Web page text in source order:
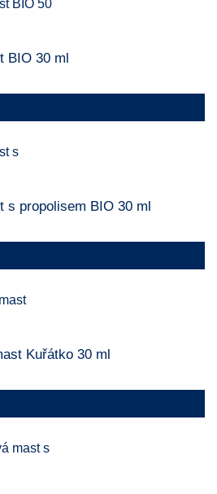
BIO 30 ml
s propolisem BIO 30 ml
Kuřátko 30 ml